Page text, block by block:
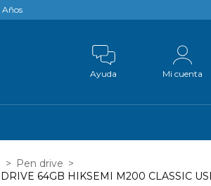
Años
Ayuda Mi cuenta
> Pen drive >
64GB HIKSEMI M200 CLASSIC